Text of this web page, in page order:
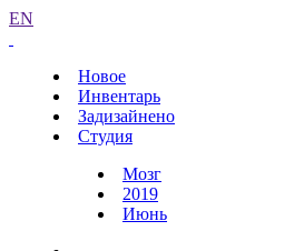
EN
Новое
Инвентарь
Задизайнено
Студия
Мозг
2019
Июнь